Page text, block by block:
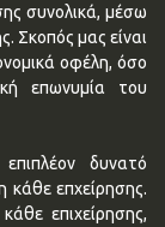
συνολικά, μέσω
Σκοπός μας είναι
οφέλη, όσο
επωνυμία του
δυνατό
κάθε επχείρησης.
επιχείρησης,